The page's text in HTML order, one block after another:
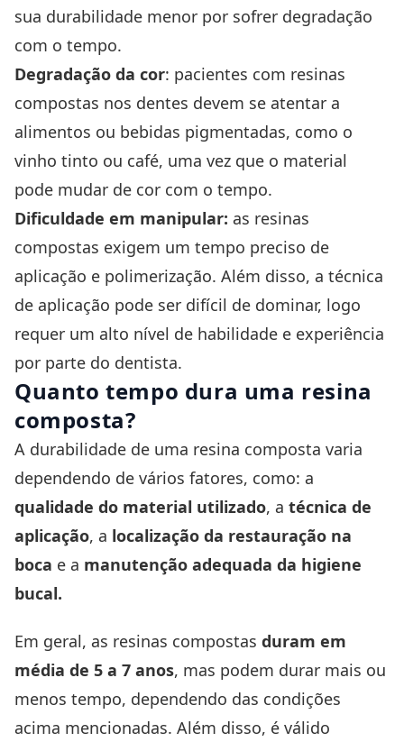
sua durabilidade menor por sofrer degradação
com o tempo.
Degradação da cor: pacientes com resinas
compostas nos dentes devem se atentar a
alimentos ou bebidas pigmentadas, como o
vinho tinto ou café, uma vez que o material
pode mudar de cor com o tempo.
Dificuldade em manipular: as resinas
compostas exigem um tempo preciso de
aplicação e polimerização. Além disso, a técnica
de aplicação pode ser difícil de dominar, logo
requer um alto nível de habilidade e experiência
por parte do dentista.
Quanto tempo dura uma resina
composta?
A durabilidade de uma resina composta varia
dependendo de vários fatores, como: a
qualidade do material utilizado, a técnica de
aplicação, a localização da restauração na
boca e a manutenção adequada da higiene
bucal.
Em geral, as resinas compostas duram em
média de 5 a 7 anos, mas podem durar mais ou
menos tempo, dependendo das condições
acima mencionadas. Além disso, é válido